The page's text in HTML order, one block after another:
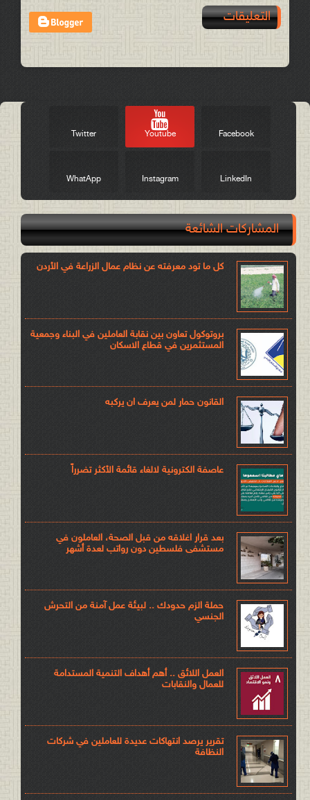
التعليقات
Facebook
Youtube
Twitter
LinkedIn
Instagram
WhatApp
المشاركات الشائعة
كل ما تود معرفته عن نظام عمال الزراعة في الأردن
بروتوكول تعاون بين نقابة العاملين في البناء وجمعية
المستثمرين في قطاع الاسكان
القانون حمار لمن يعرف ان يركبه
عاصفة الكترونية لالغاء قائمة الأكثر تضرراً
بعد قرار اغلاقه من قبل الصحة، العاملون في
مستشفى فلسطين دون رواتب لعدة أشهر
حملة الزم حدودك .. لبيئة عمل آمنة من التحرش
الجنسي
العمل اللائق .. أهم أهداف التنمية المستدامة
للعمال والنقابات
تقرير يرصد انتهاكات عديدة للعاملين في شركات
النظافة